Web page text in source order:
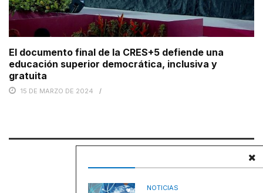
El documento final de la CRES+5 defiende una
educación superior democrática, inclusiva y
gratuita
15 DE MARZO DE 2024
NOTICIAS